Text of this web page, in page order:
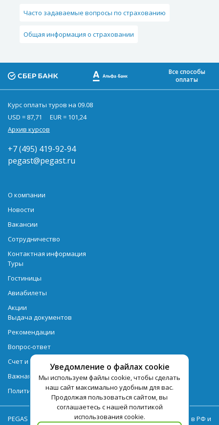
Часто задаваемые вопросы по страхованию
Общая информация о страховании
Уведомление о файлах cookie
Мы используем файлы cookie, чтобы сделать
наш сайт максимально удобным для вас.
Продолжая пользоваться сайтом, вы
соглашаетесь с нашей политикой
использования cookie.
Все способы
оплаты
Курс оплаты туров на 09.08
USD = 87,71
EUR = 101,24
Архив курсов
+7 (495) 419-92-94
pegast@pegast.ru
О компании
Новости
Вакансии
Сотрудничество
Контактная информация
Туры
Гостиницы
Авиабилеты
Акции
Выдача документов
Рекомендации
Вопрос-ответ
Счет и оплата
Важная информация по турпродукту
Политика обработки персональных данных
PEGAS Touristik — ведущий оператор туристических услуг в РФ и